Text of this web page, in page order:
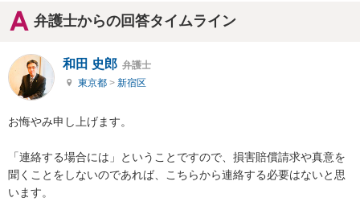
弁護士からの回答タイムライン
和田 史郎 弁護士
東京都 > 新宿区
お悔やみ申し上げます。
「連絡する場合には」ということですので、損害賠償請求や真意を
聞くことをしないのであれば、こちらから連絡する必要はないと思
います。